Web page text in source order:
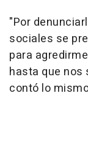
"Por
sociales se
para
hasta que nos
contó lo